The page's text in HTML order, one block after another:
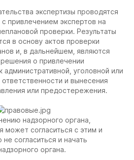
экспертизы проводятся
привлечением экспертов на
проверки. Результаты
в основу актов проверки
и, в дальнейшем, являются
о привлечении
административной, уголовной или
и вынесения
или предостережения.
надзорного органа,
может согласиться с этим и
согласиться и начать
органа.